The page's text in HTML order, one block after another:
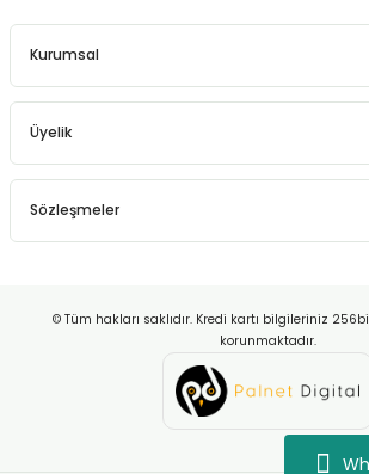
Kurumsal
Üyelik
Sözleşmeler
© Tüm hakları saklıdır. Kredi kartı bilgileriniz
korunmaktadır.